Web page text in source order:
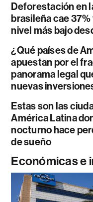
Deforestación en
brasileña cae 37%
nivel más bajo
¿Qué países de
apuestan por el
panorama legal
nuevas
Estas son las
América Latina
nocturno hace
de sueño
Económicas e